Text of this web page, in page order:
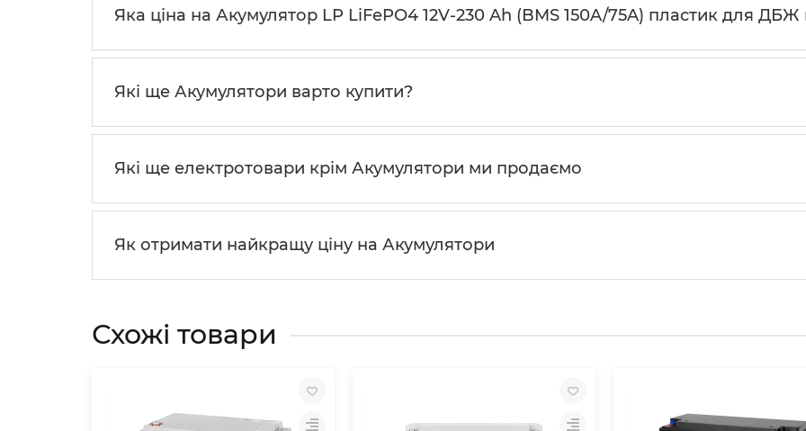
Яка ціна на Акумулятор LP LiFePO4 12V-230 Ah (BMS 150A/75A) пластик для ДБЖ
Які ще Акумулятори варто купити?
Які ще електротовари крім Акумулятори ми продаємо
Як отримати найкращу ціну на Акумулятори
Схожі товари